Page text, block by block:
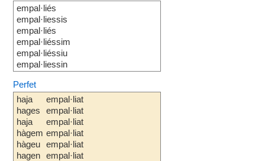
empal·liés
empal·liessis
empal·liés
empal·liéssim
empal·liéssiu
empal·liessin
Perfet
haja
hages
haja
hàgem
hàgeu
hagen
empal·liat
empal·liat
empal·liat
empal·liat
empal·liat
empal·liat